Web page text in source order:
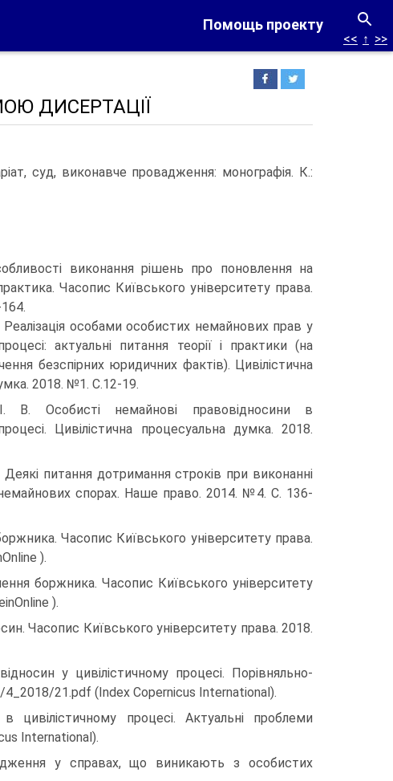
Помощь проекту
<< ↑ >>
ДИСЕРТАЦІЇ
суд, виконавче провадження: монографія. К.:
виконання рішень про поновлення на
Часопис Київського університету права.
особами особистих немайнових прав у
актуальні питання теорії і практики (на
безспірних юридичних фактів). Цивілістична
2018. №1. С.12-19.
В. Особисті немайнові правовідносини в
Цивілістична процесуальна думка. 2018.
питання дотримання строків при виконанні
спорах. Наше право. 2014. №4. C. 136-
Часопис Київського університету права.
).
боржника. Часопис Київського університету
).
Часопис Київського університету права. 2018.
у цивілістичному процесі. Порівняльно-
4_2018/21.pdf (Index Copernicus International).
процесі. Актуальні проблеми
International).
у справах, що виникають з особистих